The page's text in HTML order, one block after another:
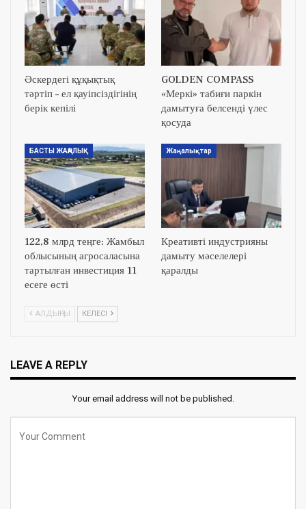
Әскердегі құқықтық
тәртіп – ел қауіпсіздігінің
берік кепілі
GOLDEN COMPASS
«Меркі» табиғи паркін
дамытуға белсенді үлес
қосуда
БАСТЫ ЖАҢАЛЫҚ
122,8 млрд теңге: Жамбыл
облысының агросаласына
тартылған инвестиция 11
есеге өсті
Жаңалықтар
Креативті индустрияны
дамыту мәселелері
қаралды
АЛДЫҢҒЫ КЕЛЕСІ
LEAVE A REPLY
Your email address will not be published.